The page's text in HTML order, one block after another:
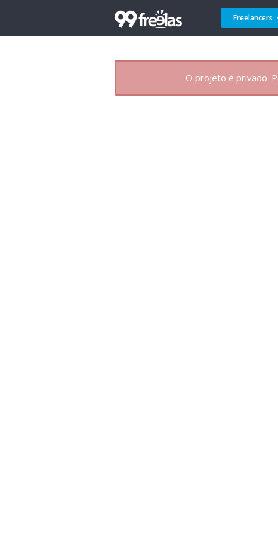
Freelancers
O projeto é privado.